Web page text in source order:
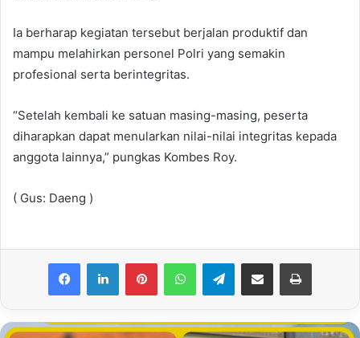
Ia berharap kegiatan tersebut berjalan produktif dan
mampu melahirkan personel Polri yang semakin
profesional serta berintegritas.
“Setelah kembali ke satuan masing-masing, peserta
diharapkan dapat menularkan nilai-nilai integritas kepada
anggota lainnya,” pungkas Kombes Roy.
( Gus: Daeng )
Telegram